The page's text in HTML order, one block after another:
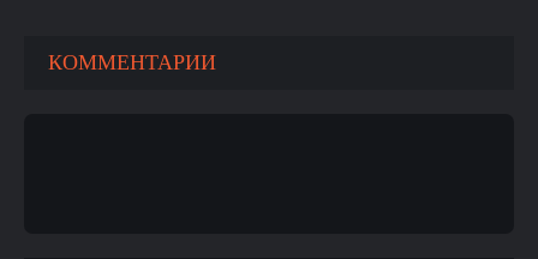
КОММЕНТАРИИ